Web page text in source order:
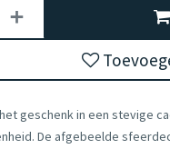
geschenk in een stevige
De afgebeelde